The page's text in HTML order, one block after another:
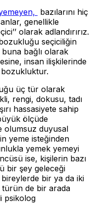
bazılarını hiç
genellikle
olarak adlandırırız.
bozukluğu seçiciliğin
bağlı olarak
insan ilişkilerinde
bozukluktur.
üç tür olarak
rengi, dokusu, tadı
hassasiyete sahip
ölçüde
olumsuz duyusal
yeme isteğinden
yemek yemeyi
ise, kişilerin bazı
bir şey geleceği
bireylerde bir ya da iki
de bir arada
psikolog